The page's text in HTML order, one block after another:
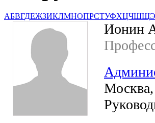
АБВГДЕЖЗИКЛМНОПРСТУФХЦЧШЩЭ
Ионин
Москва,